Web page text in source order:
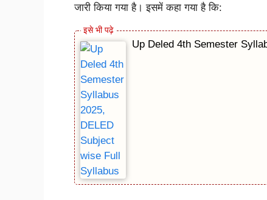
जारी किया गया है। इसमें कहा गया है कि:
Up Deled 4th Semester